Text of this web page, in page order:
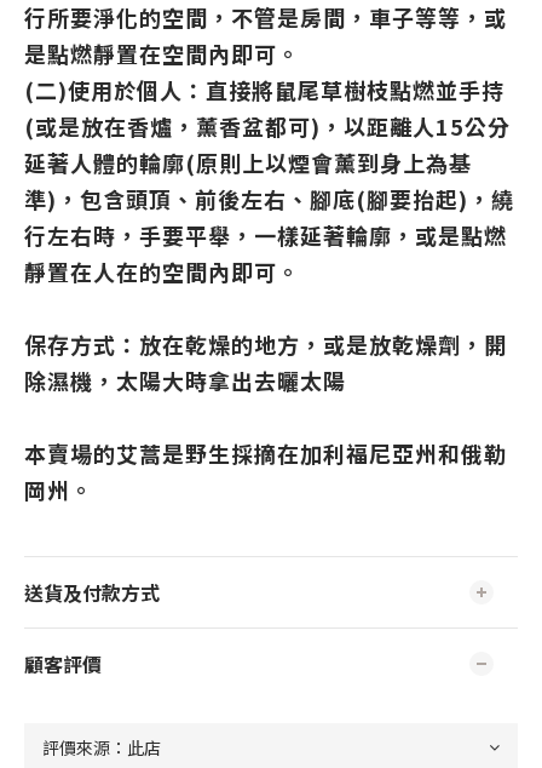
行所要淨化的空間，不管是房間，車子等等，或
是點燃靜置在空間內即可。
(二)使用於個人：直接將鼠尾草樹枝點燃並手持
(或是放在香爐，薰香盆都可)，以距離人15公分
延著人體的輪廓(原則上以煙會薰到身上為基
準)，包含頭頂、前後左右、腳底(腳要抬起)，繞
行左右時，手要平舉，一樣延著輪廓，或是點燃
靜置在人在的空間內即可。
保存方式：放在乾燥的地方，或是放乾燥劑，開
除濕機，太陽大時拿出去曬太陽
本賣場的艾蒿是野生採摘在加利福尼亞州和俄勒
岡州。
送貨及付款方式
顧客評價